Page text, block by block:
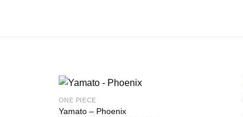
ONE PIECE
Yamato – Phoenix